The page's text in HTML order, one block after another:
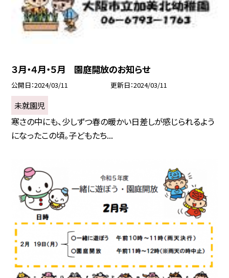
３月・４月・５月 園庭開放のお知らせ
公開日 2024/03/11 更新日 2024/03/11
未就園児
寒さの中にも、少しずつ春の暖かい日差しが感じられるよう
になったこの頃。子どもたち...